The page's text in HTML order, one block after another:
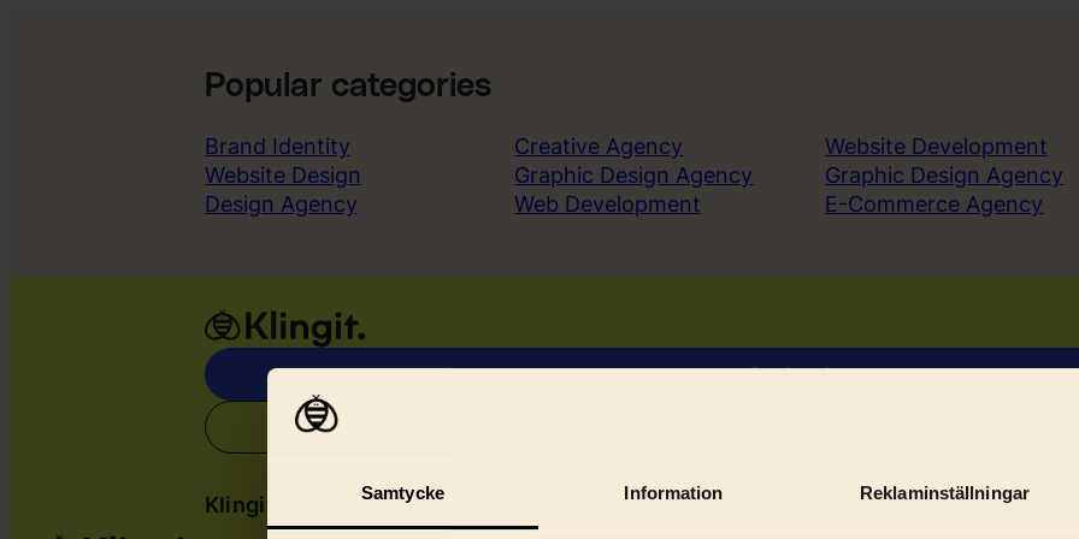
Samtycke Information Reklaminställningar
Popular categories
Brand Identity
Website Design
Design Agency
Creative Agency
Graphic Design Agency
Web Development
Website Development
Graphic Design Agency
E-Commerce Agency
Book a demo
Klingit